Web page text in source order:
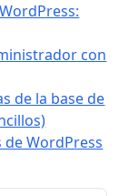
con
de la base de
WordPress